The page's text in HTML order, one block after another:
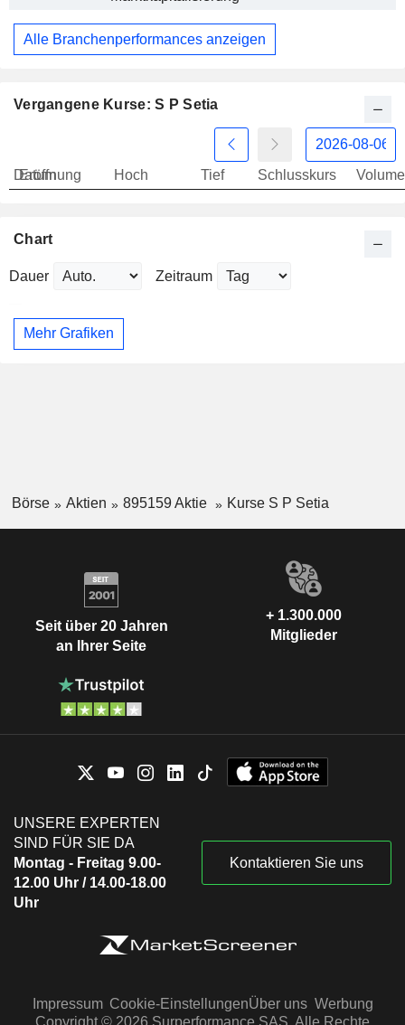
Alle Branchenperformances anzeigen
Vergangene Kurse: S P Setia
Datum
Eröffnung Hoch Tief Schlusskurs
Chart
Dauer Zeitraum
Mehr Grafiken
Börse Aktien 895159 Aktie Kurse S P Setia
Seit über 20 Jahren
an Ihrer Seite
+ 1.300.000
Mitglieder
UNSERE EXPERTEN
SIND FÜR SIE DA
Montag - Freitag 9.00-
12.00 Uhr / 14.00-18.00
Uhr
Kontaktieren Sie uns
Impressum Cookie-EinstellungenÜber uns Werbung
Copyright © 2026 Surperformance SAS. Alle Rechte